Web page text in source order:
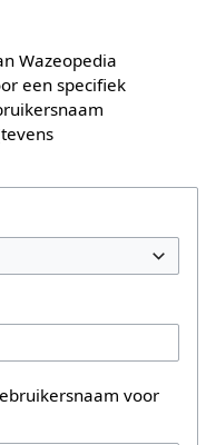
Wazeopedia
een specifiek
voor